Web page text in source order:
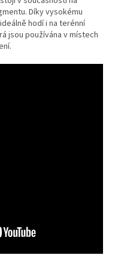
Díky vysokému
hodí i na terénní
jsou používána v místech